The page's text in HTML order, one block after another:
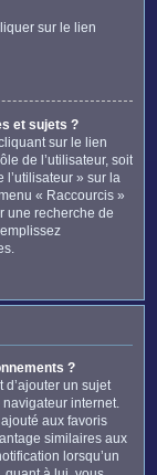
sur le lien
et sujets ?
sur le lien
de l’utilisateur, soit
» sur la
« Raccourcis »
une recherche de
?
d’ajouter un sujet
internet.
aux favoris
similaires aux
lorsqu’un